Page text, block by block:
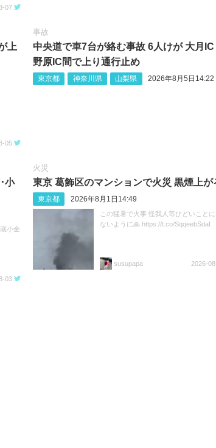
07
上
05
事故
中央道で車7台が絡む事故 6人けが 大月IC
野原IC間で上り通行止め
東京都 神奈川県 山梨県 2026年8月5日14:22
小
小金
03
火災
東京 葛飾区のマンションで火災 黒煙上が
東京都 2026年8月1日14:49
この猛暑で火事 怪我人等ひどいことに
ないように🙏 https://t.co/SqqeebSdaI
susupapa 2026-